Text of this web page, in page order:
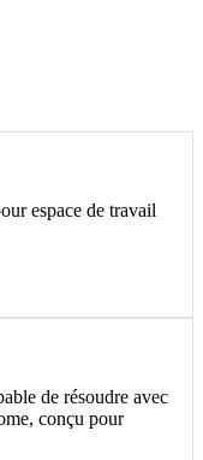
espace de travail
de résoudre avec
conçu pour